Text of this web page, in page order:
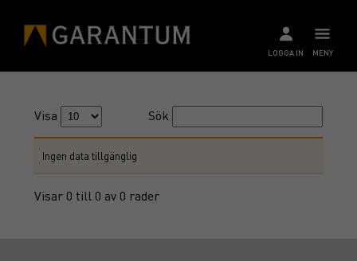
MENY
LOGGA IN
Visa Sök
Ingen data tillgänglig
Visar 0 till 0 av 0 rader